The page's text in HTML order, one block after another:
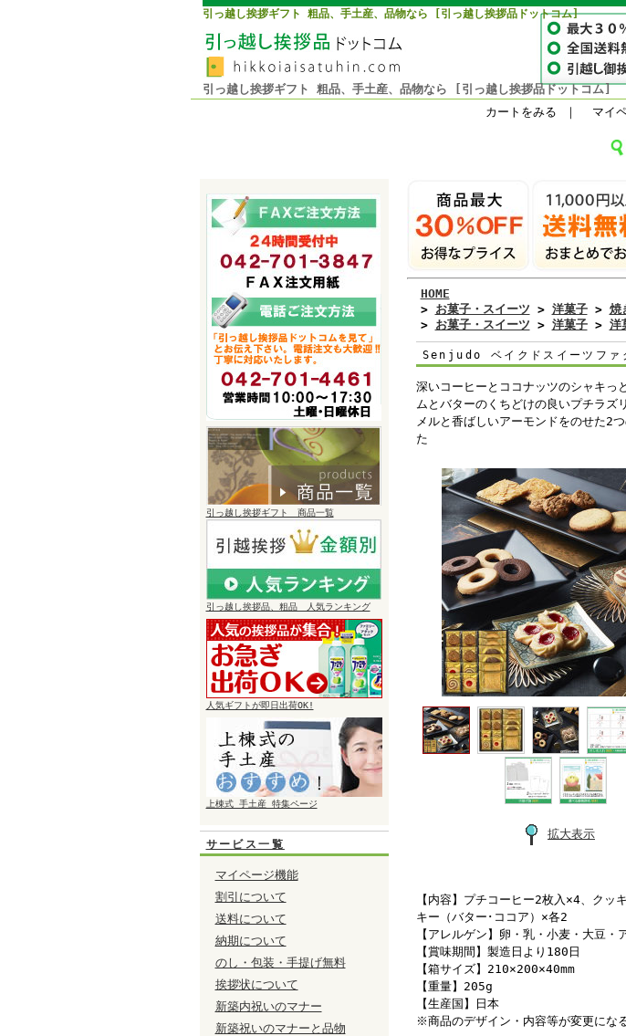
引っ越し挨拶ギフト 粗品、手土産、品物なら [引っ越し挨拶品ドットコム]
引っ越し挨拶ギフト 粗品、手土産、品物なら [引っ越し挨拶品ドットコム]
カートをみる ｜ マイ
引っ越し挨拶ギフト 商品一覧
引っ越し挨拶品、粗品 人気ランキング
人気ギフトが即日出荷OK!
上棟式 手土産 特集ページ
サービス一覧
マイページ機能
割引について
送料について
納期について
のし・包装・手提げ無料
挨拶状について
新築内祝いのマナー
新築祝いのマナーと品物
HOME
> お菓子・スイーツ > 洋菓子> 焼
> お菓子・スイーツ > 洋菓子> 洋
Senjudo ベイクドスイーツフ
深いコーヒーとココナッツのシャキっ
ムとバターのくちどけの良いプチラズ
メルと香ばしいアーモンドをのせた2
た
拡大表示
【内容】プチコーヒー2枚入×4、クッ
キー（バター･ココア）×各2
【アレルゲン】卵・乳・小麦・大豆・
【賞味期間】製造日より180日
【箱サイズ】210×200×40mm
【重量】205g
【生産国】日本
※商品のデザイン・内容等が変更にな